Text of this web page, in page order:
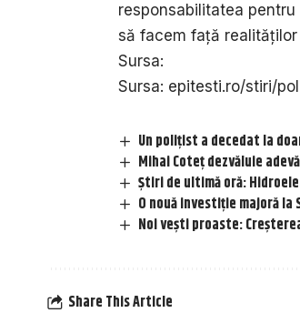
responsabilitatea
să facem față
Sursa:
Sursa: epitesti.ro/stiri/
Un polițist a decedat la
Mihai Coteț dezvăluie
Știri de ultimă oră:
O nouă investiție majoră
Noi vești proaste:
Share This Article